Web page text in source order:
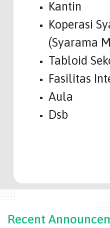
Kantin
Koperasi
(Syarama
Tabloid
Fasilitas
Aula
Dsb
Recent